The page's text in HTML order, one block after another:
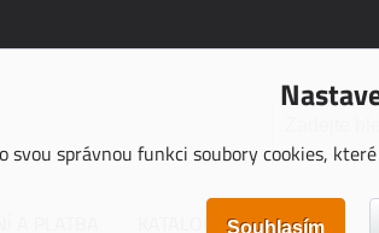
svou správnou funkci soubory cookies,
KATALOGY KE STAŽENÍ